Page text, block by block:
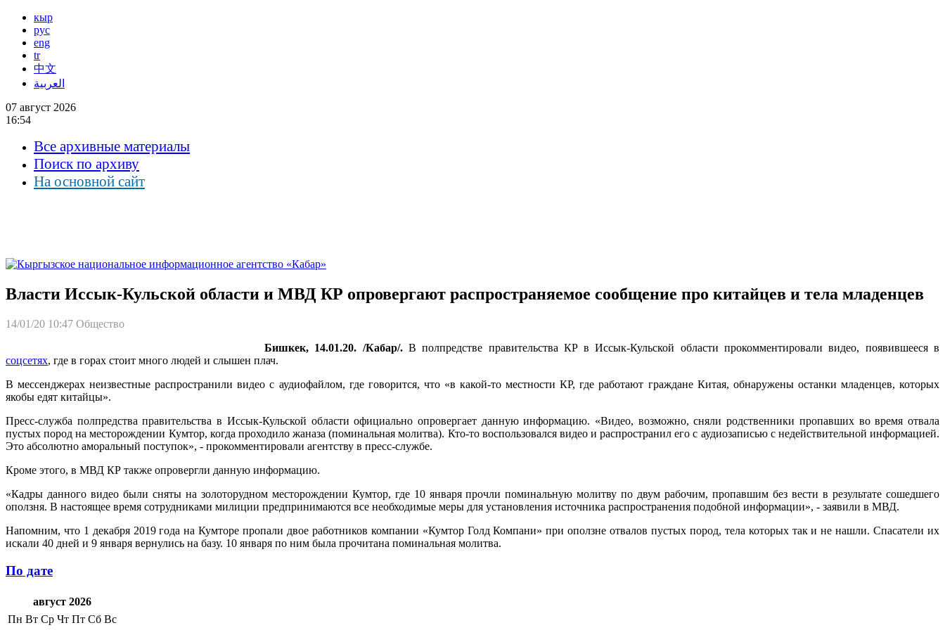
кыр
рус
eng
tr
中文
العربية
07 август 2026
16:54
Все архивные материалы
Поиск по архиву
На основной сайт
Власти Иссык-Кульской области и МВД КР опровергают распространяемое сообщение про китайцев и тела младенцев
14/01/20 10:47 Общество
Бишкек, 14.01.20. /Кабар/.В полпредстве правительства КР в Иссык-Кульской области прокомментировали видео, появившееся в
соцсетях, где в горах стоит много людей и слышен плач.
В мессенджерах неизвестные распространили видео с аудиофайлом, где говорится, что «в какой-то местности КР, где работают граждане Китая, обнаружены останки младенцев, которых
якобы едят китайцы».
Пресс-служба полпредства правительства в Иссык-Кульской области официально опровергает данную информацию. «Видео, возможно, сняли родственники пропавших во время отвала
пустых пород на месторождении Кумтор, когда проходило жаназа (поминальная молитва). Кто-то воспользовался видео и распространил его с аудиозаписью с недействительной информацией.
Это абсолютно аморальный поступок», - прокомментировали агентству в пресс-службе.
Кроме этого, в МВД КР также опровергли данную информацию.
«Кадры данного видео были сняты на золоторудном месторождении Кумтор, где 10 января прочли поминальную молитву по двум рабочим, пропавшим без вести в результате сошедшего
оползня. В настоящее время сотрудниками милиции предпринимаются все необходимые меры для установления источника распространения подобной информации», - заявили в МВД.
Напомним, что 1 декабря 2019 года на Кумторе пропали двое работников компании «Кумтор Голд Компани» при оползне отвалов пустых пород, тела которых так и не нашли. Спасатели их
искали 40 дней и 9 января вернулись на базу. 10 января по ним была прочитана поминальная молитва.
По дате
август 2026
Пн Вт Ср Чт Пт Сб Вс